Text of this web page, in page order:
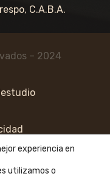
C.A.B.A.
– 2024
experiencia en
utilizamos o